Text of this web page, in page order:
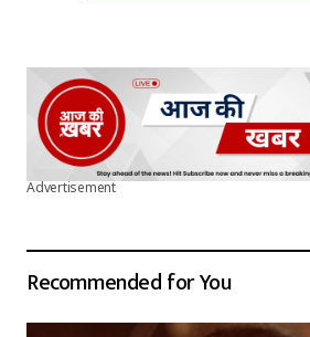
Advertisement
Recommended for You